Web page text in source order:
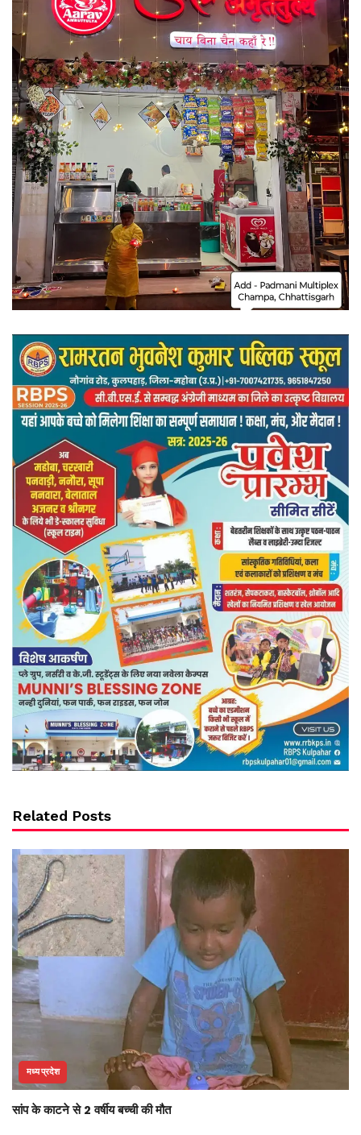
Related Posts
मध्य प्रदेश
सांप के काटने से 2 वर्षीय बच्ची की मौत